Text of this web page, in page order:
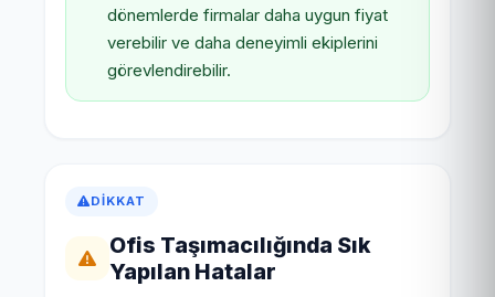
dönemlerde firmalar daha uygun fiyat
verebilir ve daha deneyimli ekiplerini
görevlendirebilir.
DIKKAT
Ofis Taşımacılığında Sık
Yapılan Hatalar